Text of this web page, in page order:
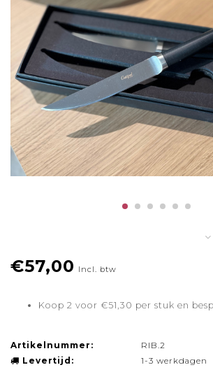
€57,00 Incl. btw
Koop 2 voor €51,30 per stuk en
Artikelnummer:
RIB.2
Levertijd:
1-3 werkdagen